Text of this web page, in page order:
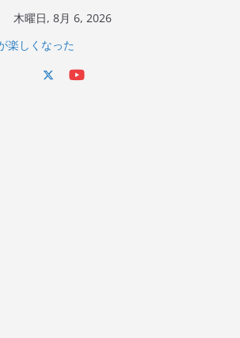
木曜日, 8月 6, 2026
200のフロントISSサスの動きが判ったら
楽しくなった
200が納車完了！各部をチェックして、ス
けて、ガラスコーティング行って来た